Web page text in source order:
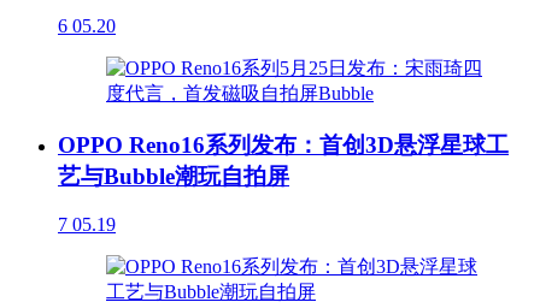
6 05.20
OPPO Reno16系列发布：首创3D悬浮星球工
艺与Bubble潮玩自拍屏
7 05.19